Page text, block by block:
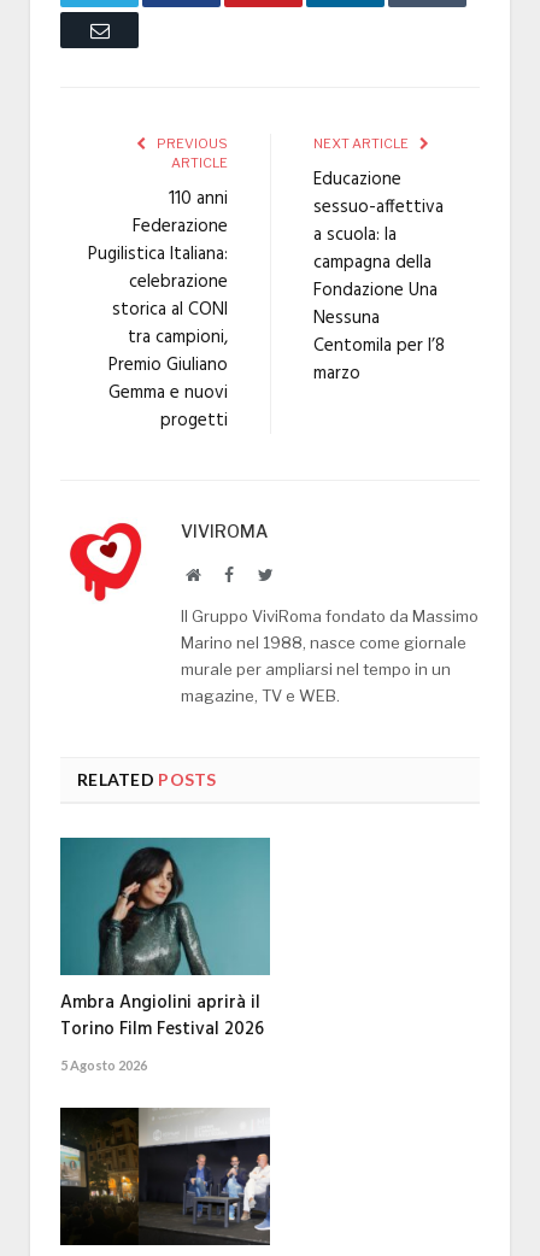
Email
PREVIOUS
ARTICLE
110 anni
Federazione
Pugilistica Italiana:
celebrazione
storica al CONI
tra campioni,
Premio Giuliano
Gemma e nuovi
progetti
NEXT ARTICLE
Educazione
sessuo-affettiva
a scuola: la
campagna della
Fondazione Una
Nessuna
Centomila per l’8
marzo
VIVIROMA
WebsiteFacebookTwitter
Il Gruppo ViviRoma fondato da Massimo
Marino nel 1988, nasce come giornale
murale per ampliarsi nel tempo in un
magazine, TV e WEB.
RELATED POSTS
Ambra Angiolini aprirà il
Torino Film Festival 2026
5 Agosto 2026